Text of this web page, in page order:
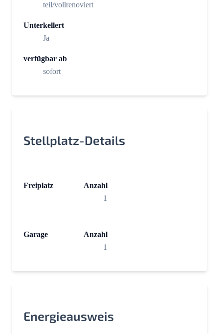
teil/vollrenoviert
Unterkellert
Ja
verfügbar ab
sofort
Stellplatz-Details
Freiplatz
Anzahl
1
Garage
Anzahl
1
Energieausweis